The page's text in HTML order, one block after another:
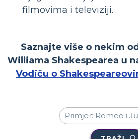
filmovima i televiziji.
Saznajte više o nekim
Williama Shakespearea u
Vodiču o